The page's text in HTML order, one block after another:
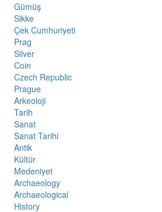
Gümüş
Sikke
Çek Cumhuriyeti
Prag
Silver
Coin
Czech Republic
Prague
Arkeoloji
Tarih
Sanat
Sanat Tarihi
Antik
Kültür
Medeniyet
Archaeology
Archaeological
History